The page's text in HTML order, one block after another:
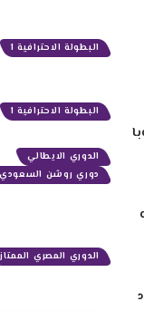
البطولة الاحترافية 1
البطولة الاحترافية 1
الدوري الايطالي
دوري روشن السعودي
الدوري المصري الممتاز